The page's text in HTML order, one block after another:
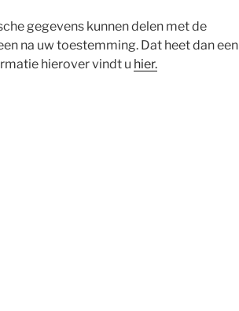
gegevens kunnen delen met de
na uw toestemming. Dat heet dan een
hierover vindt u hier.